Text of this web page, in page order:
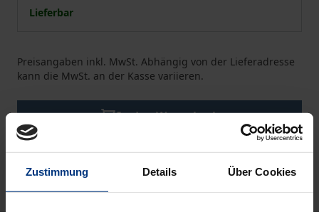
Zustimmung Details Über Cookies
Lieferbar
Preisangaben inkl. MwSt. Abhängig von der Lieferadresse
kann die MwSt. an der Kasse variieren.
In den Warenkorb
Zur Wunschliste hinzufügen
Hinweise zu Versandkosten